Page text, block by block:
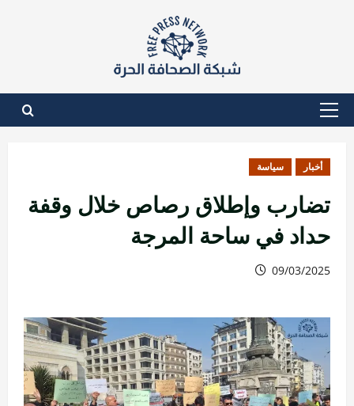
القائمة
أخبار سياسة
تضارب وإطلاق رصاص خلال وقفة
حداد في ساحة المرجة
09/03/2025